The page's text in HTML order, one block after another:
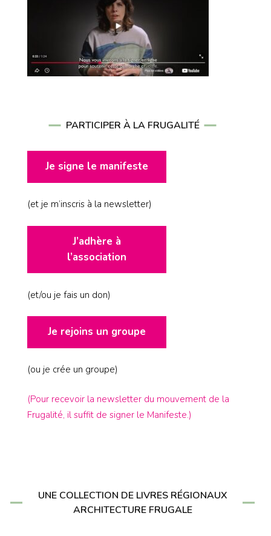
PARTICIPER À LA FRUGALITÉ
Je signe le manifeste
(et je m’inscris à la newsletter)
J’adhère à
l’association
(et/ou je fais un don)
Je rejoins un groupe
(ou je crée un groupe)
(Pour recevoir la newsletter du mouvement de la
Frugalité, il suffit de signer le Manifeste.)
UNE COLLECTION DE LIVRES RÉGIONAUX
ARCHITECTURE FRUGALE